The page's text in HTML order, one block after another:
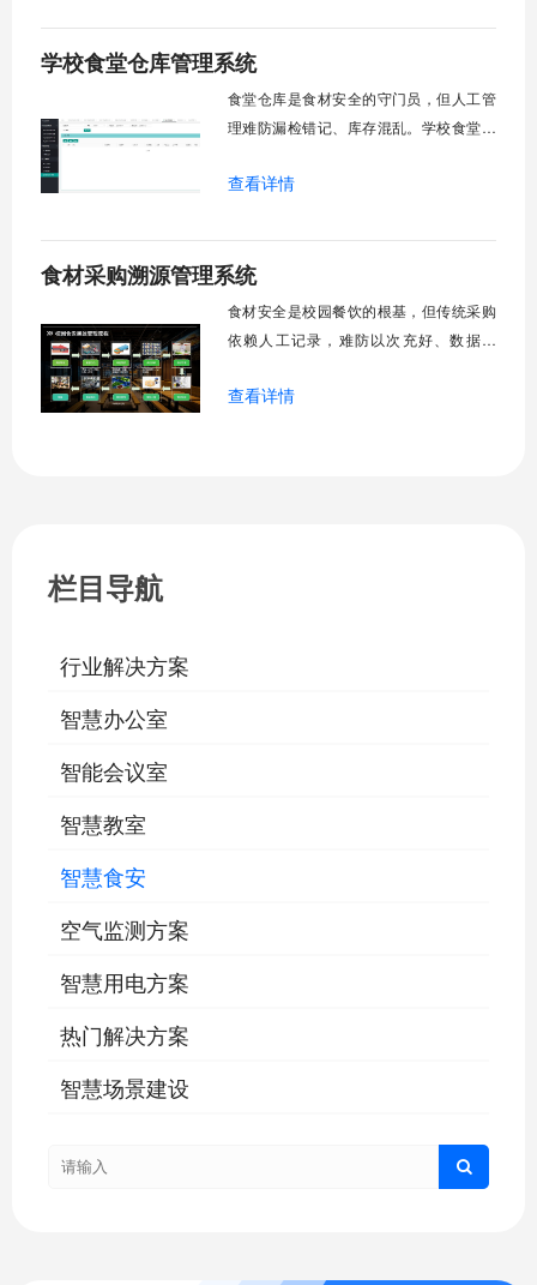
场，用透明赢得信任，用数据筑牢安全。
学校食堂仓库管理系统
食堂仓库是食材安全的守门员，但人工管
理难防漏检错记、库存混乱。学校食堂仓
到出库的全流程，快检把关质量，智能管
一桶油来去可查，临期预警及时，损耗一
目了然，为校园餐饮筑牢第一道安全防
查看详情
食材采购溯源管理系统
食材安全是校园餐饮的根基，但传统采购
依赖人工记录，难防以次充好、数据造
入、智能验收、安全检测全流程，让食材
查看详情
栏目导航
行业解决方案
智慧办公室
智能会议室
智慧教室
智慧食安
空气监测方案
智慧用电方案
热门解决方案
智慧场景建设